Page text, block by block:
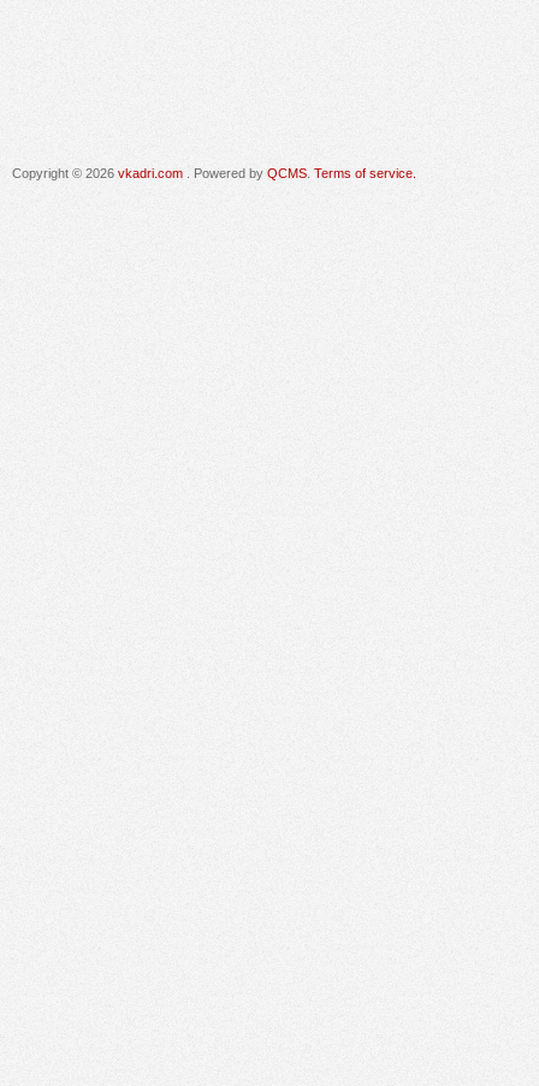
Copyright © 2026 vkadri.com . Powered by QCMS Terms of service.